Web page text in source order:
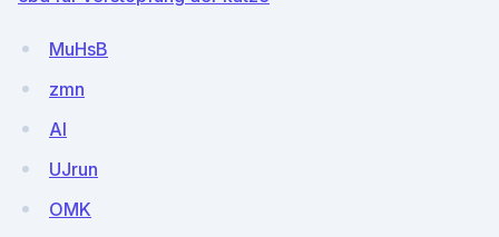
MuHsB
zmn
AI
UJrun
OMK